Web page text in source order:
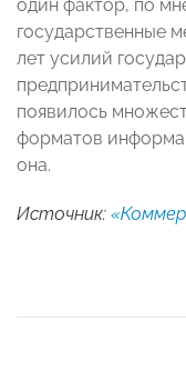
один фактор, по
государственные
лет усилий
появилось
форматов
она.
Источник: